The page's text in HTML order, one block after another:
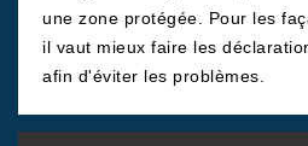
une zone protégée. Pour les
il vaut mieux faire les
afin d'éviter les problèmes.